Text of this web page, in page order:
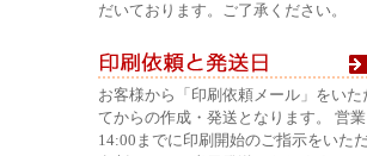
だいております。ご了承ください。
お客様から「印刷依頼メール」をいた
てからの作成・発送となります。 営
14:00までに印刷開始のご指示をいた